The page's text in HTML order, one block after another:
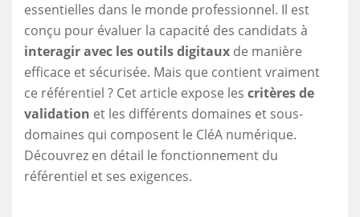
essentielles dans le monde professionnel. Il est
conçu pour évaluer la capacité des candidats à
interagir avec les outils digitaux de manière
efficace et sécurisée. Mais que contient vraiment
ce référentiel ? Cet article expose les critères de
validation et les différents domaines et sous-
domaines qui composent le CléA numérique.
Découvrez en détail le fonctionnement du
référentiel et ses exigences.